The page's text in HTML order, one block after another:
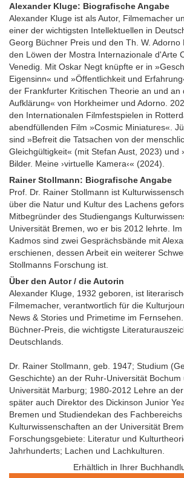
Alexander Kluge: Biografische Angabe
Alexander Kluge ist als Autor, Filmemacher
einer der wichtigsten Intellektuellen in
Georg Büchner Preis und den Th. W. Adorno
den Löwen der Mostra Internazionale d'Arte
Venedig. Mit Oskar Negt knüpfte er in
Eigensinn« und »Öffentlichkeit und
der Frankfurter Kritischen Theorie an und an
Aufklärung« von Horkheimer und Adorno.
den Internationalen Filmfestspielen in
abendfüllenden Film »Cosmic Miniatures«.
sind »Befreit die Tatsachen von der
Gleichgültigkeit« (mit Stefan Aust, 2023) und
Bilder. Meine ›virtuelle Kamera‹« (2024).
Rainer Stollmann: Biografische Angabe
Prof. Dr. Rainer Stollmann ist
über die Natur und Kultur des Lachens
Mitbegründer des Studiengangs
Universität Bremen, wo er bis 2012 lehrte.
Kadmos sind zwei Gesprächsbände mit
erschienen, dessen Arbeit ein weiterer
Stollmanns Forschung ist.
Über den Autor / die Autorin
Alexander Kluge, 1932 geboren, ist
Filmemacher, verantwortlich für die
News & Stories und Primetime im
Büchner-Preis, die wichtigste
Deutschlands.
Dr. Rainer Stollmann, geb. 1947; Studium
Geschichte) an der Ruhr-Universität Bochum
Universität Marburg; 1980-2012 Lehre an
später auch Direktor des Dickinson Junior
Bremen und Studiendekan des Fachbereichs
Kulturwissenschaften an der Universität
Forschungsgebiete: Literatur und
Jahrhunderts; Lachen und Lachkulturen.
Erhältlich in Ihrer